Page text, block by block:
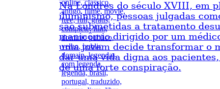
Na Londres do século XVIII, em
iluminismo, pessoas julgadas
são submetidas a tratamento
manicômio dirigido por um
uma jovem decide transformar o
dar uma vida digna aos
de uma forte conspiração.